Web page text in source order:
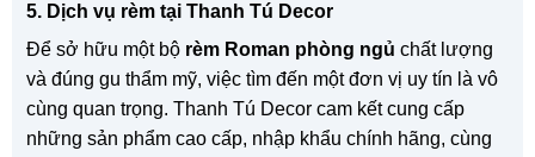
5. Dịch vụ rèm tại Thanh Tú Decor
Để sở hữu một bộ rèm Roman phòng ngủ chất lượng
và đúng gu thẩm mỹ, việc tìm đến một đơn vị uy tín là vô
cùng quan trọng. Thanh Tú Decor cam kết cung cấp
những sản phẩm cao cấp, nhập khẩu chính hãng, cùng